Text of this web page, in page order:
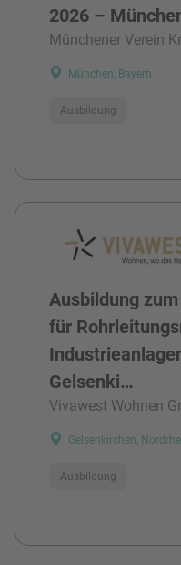
2026 –
Münchener Verein
München, Bayern
Ausbildung
Ausbildung
für
Gelsenki…
Vivawest Wohnen
Gelsenkirchen,
Ausbildung